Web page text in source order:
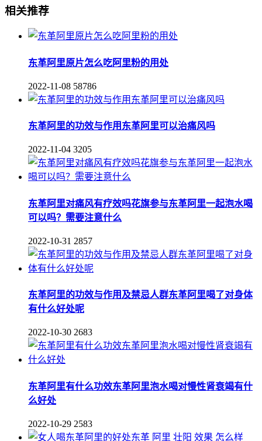
相关推荐
东革阿里原片怎么吃阿里粉的用处
2022-11-08 58786
东革阿里的功效与作用东革阿里可以治痛风吗
2022-11-04 3205
东革阿里对痛风有疗效吗花旗参与东革阿里一起泡水喝
可以吗？需要注意什么
2022-10-31 2857
东革阿里的功效与作用及禁忌人群东革阿里喝了对身体
有什么好处呢
2022-10-30 2683
东革阿里有什么功效东革阿里泡水喝对慢性肾衰竭有什
么好处
2022-10-29 2583